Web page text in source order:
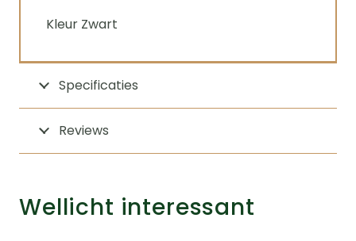
Kleur Zwart
Specificaties
Reviews
Wellicht interessant